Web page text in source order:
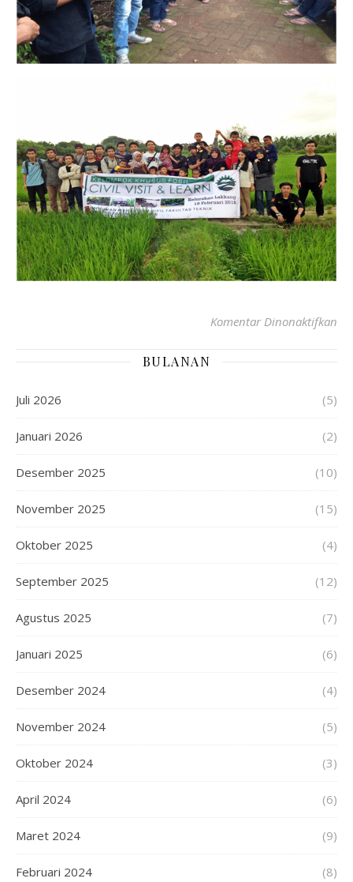
Komentar Dinonaktifkan
BULANAN
Juli 2026 (5)
Januari 2026 (2)
Desember 2025 (10)
November 2025 (15)
Oktober 2025 (4)
September 2025 (12)
Agustus 2025 (7)
Januari 2025 (6)
Desember 2024 (4)
November 2024 (5)
Oktober 2024 (3)
April 2024 (6)
Maret 2024 (9)
Februari 2024 (8)